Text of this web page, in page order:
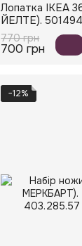
Лопатка IKEA
ЙЕЛТЕ).
770 грн
700 грн
−12%